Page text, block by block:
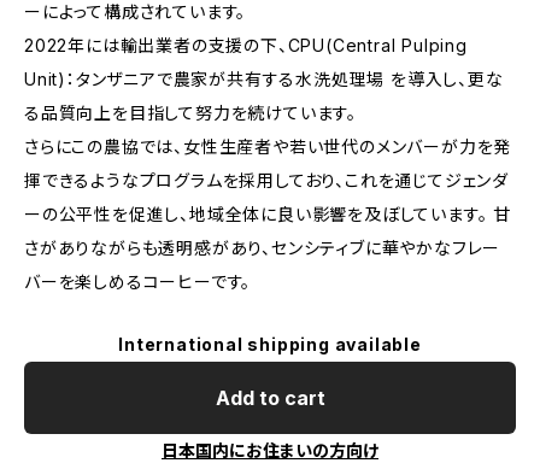
ーによって構成されています。
2022年には輸出業者の支援の下、CPU(Central Pulping
Unit)：タンザニアで農家が共有する水洗処理場 を導入し、更な
る品質向上を目指して努力を続けています。
さらにこの農協では、女性生産者や若い世代のメンバーが力を発
揮できるようなプログラムを採用しており、これを通じてジェンダ
ーの公平性を促進し、地域全体に良い影響を及ぼしています。 甘
さがありながらも透明感があり、センシティブに華やかなフレー
バーを楽しめるコーヒーです。
International shipping available
Add to cart
日本国内にお住まいの方向け